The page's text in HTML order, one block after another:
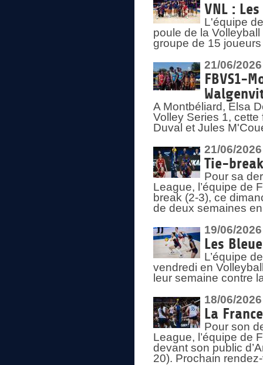
VNL :
L'équipe
poule de la
groupe de 15
21/06/2026
FBVS1-
A Montbéliard, Elsa
Volley Series 1,
Duval et Jules
21/06/2026
Tie-
Pour sa
League, l’équipe de
break (2-3), ce
de deux semaines
19/06/2026
Les
L’équipe
vendredi en
leur semaine contre
18/06/2026
La
Pour son
League, l’équipe de
devant son public
20). Prochain